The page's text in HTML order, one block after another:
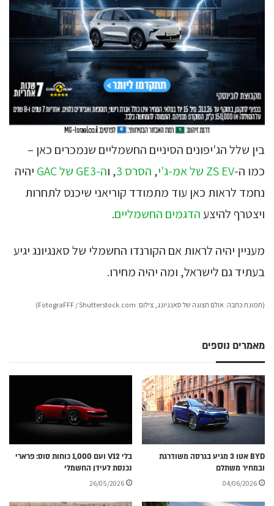
בין שלל הג'יפונים הסיניים החשמליים שנמכרים כאן –
כמו ה-ZS EV של אמ-ג'י , הסרס 3 , וה-GE3 של GAC
יהיה
נחמד לראות כאן עוד מתמודד קוריאני שיכנס לתחרות
ויצטרף להיצעהדגמים החשמליים.
מעניין יהיה לראות אם הקורנדו החשמלי של סאנגיונג יגיע
בעתיד גם לישראל, ומה יהיה מחירו.
(תמונת כתבה: אולם תצוגה של סאנגיונג, צילום: FotograFFF / Shutterstock.com)
מאמרים נוספים
BYD אטו 3 מגיע בגרסה משודרגת
ובמחיר משתלם
04/06/2026
בלי V12 ועם 1,000 כוחות סוס: פרארי
נכנסת לעידן החשמלי
26/05/2026